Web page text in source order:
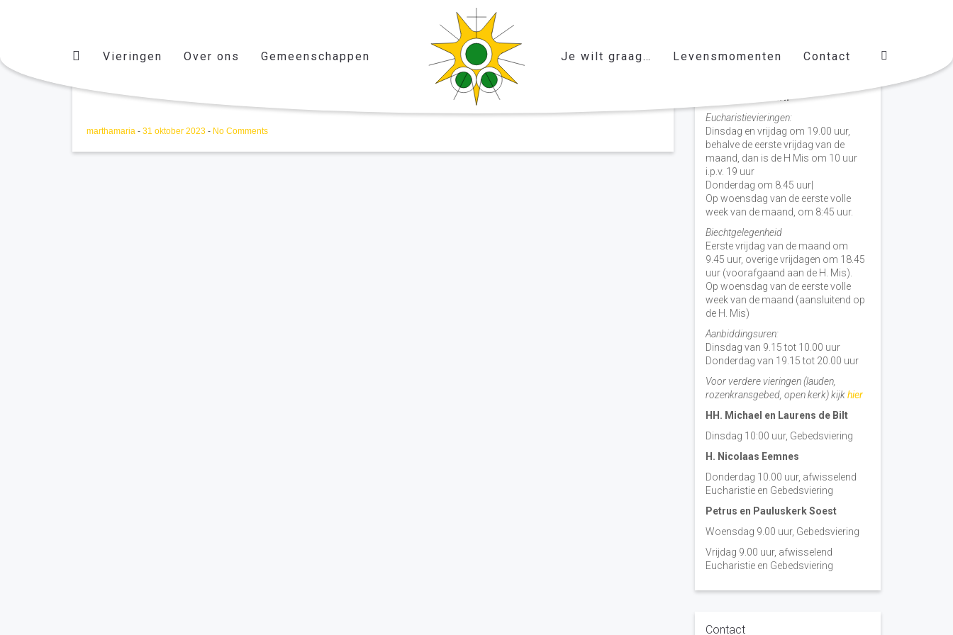
Vieringen Over ons Gemeenschappen Je wilt graag… Levensmomenten Contact
marthamaria - 31 oktober 2023 - No Comments
Vieringen door de week
H. Nicolaas Baarn
Eucharistievieringen:
Dinsdag en vrijdag om 19.00 uur,
behalve de eerste vrijdag van de
maand, dan is de H Mis om 10 uur
i.p.v. 19 uur
Donderdag om 8.45 uur|
Op woensdag van de eerste volle
week van de maand, om 8:45 uur.
Biechtgelegenheid
Eerste vrijdag van de maand om
9.45 uur, overige vrijdagen om 18.45
uur (voorafgaand aan de H. Mis).
Op woensdag van de eerste volle
week van de maand (aansluitend op
de H. Mis)
Aanbiddingsuren:
Dinsdag van 9.15 tot 10.00 uur
Donderdag van 19.15 tot 20.00 uur
Voor verdere vieringen (lauden,
rozenkransgebed, open kerk) kijkhier
HH. Michael en Laurens de Bilt
Dinsdag 10:00 uur, Gebedsviering
H. Nicolaas Eemnes
Donderdag 10.00 uur, afwisselend
Eucharistie en Gebedsviering
Petrus en Pauluskerk Soest
Woensdag 9.00 uur, Gebedsviering
Vrijdag 9.00 uur, afwisselend
Eucharistie en Gebedsviering
Contact